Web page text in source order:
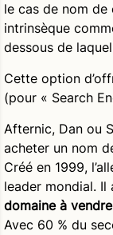
le cas de nom de
intrinsèque
dessous de
Cette option
(pour « Search
Afternic, Dan ou
acheter un nom
Créé en 1999,
leader mondial. Il
domaine à vendre
Avec 60 % du